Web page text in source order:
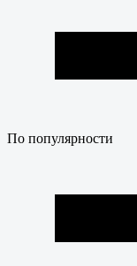
По популярности